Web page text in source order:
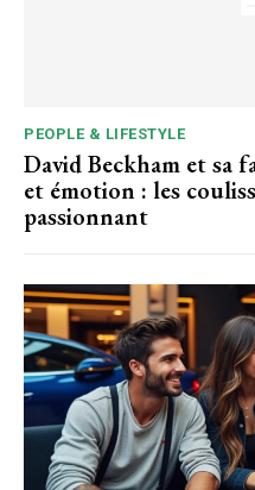
PEOPLE & LIFESTYLE
David Beckham et sa famille entre joie intense
et émotion : les
passionnant